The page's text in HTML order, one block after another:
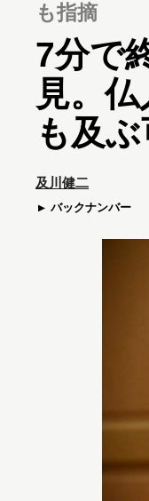
も指摘
7分で
見。
も及
及川健二
バックナンバー